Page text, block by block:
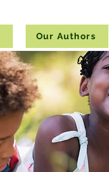
Our Authors